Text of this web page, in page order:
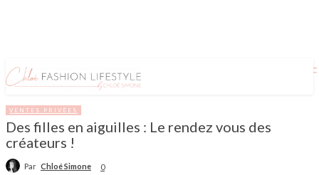
VENTES PRIVÉES
Des filles en aiguilles : Le rendez vous des
créateurs !
Par Chloé Simone 0